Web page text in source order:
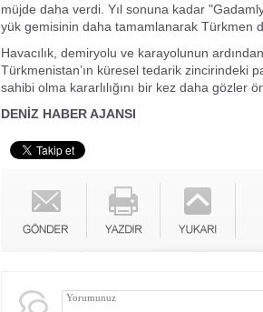
müjde daha verdi. Yıl sonuna kadar
yük gemisinin daha tamamlanarak Türkmen
Havacılık, demiryolu ve karayolunun
Türkmenistan’ın küresel tedarik zincirindeki
sahibi olma kararlılığını bir kez daha gözler
DENİZ HABER AJANSI